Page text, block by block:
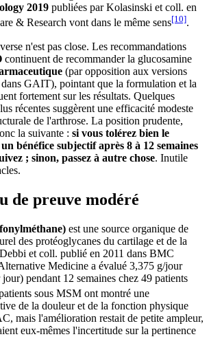
2019 publiées par Kolasinski et coll. en
& Research vont dans le même sens[10].
n'est pas close. Les recommandations
continuent de recommander la glucosamine
(par opposition aux versions
GAIT), pointant que la formulation et la
fortement sur les résultats. Quelques
récentes suggèrent une efficacité modeste
de l'arthrose. La position prudente,
la suivante : si vous tolérez bien le
bénéfice subjectif après 8 à 12 semaines
; sinon, passez à autre chose. Inutile
de preuve modéré
est une source organique de
des protéoglycanes du cartilage et de la
et coll. publié en 2011 dans BMC
Medicine a évalué 3,375 g/jour
pendant 12 semaines chez 49 patients
sous MSM ont montré une
de la douleur et de la fonction physique
mais l'amélioration restait de petite ampleur,
eux-mêmes l'incertitude sur la pertinence